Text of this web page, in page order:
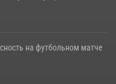
на футбольном матче